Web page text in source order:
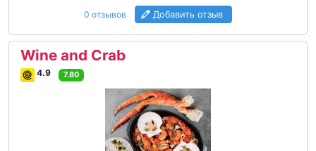
0 отзывов Добавить отзыв
Wine and Crab
4.9 7.80